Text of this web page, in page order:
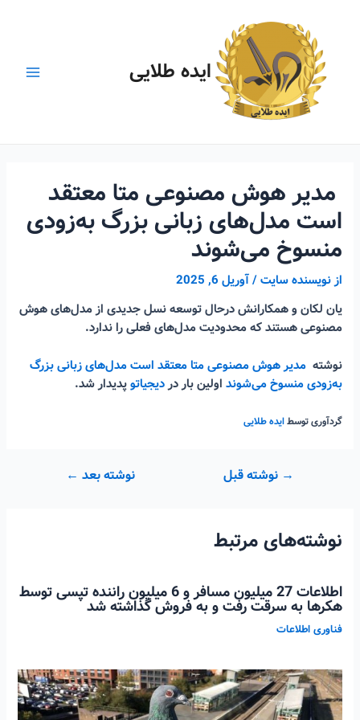
ایده طلایی
مدیر هوش مصنوعی متا معتقد
است مدل‌های زبانی بزرگ به‌زودی
منسوخ می‌شوند
ازنویسنده سایت/آوریل 6, 2025
یان لکان و همکارانش درحال توسعه نسل جدیدی از مدل‌های هوش
مصنوعی هستند که محدودیت مدل‌های فعلی را ندارد.
نوشته مدیر هوش مصنوعی متا معتقد است مدل‌های زبانی بزرگ
به‌زودی منسوخ می‌شوند اولین بار دردیجیاتوپدیدار شد.
گردآوری توسطایده طلایی
راهبری
→ نوشته قبل نوشته بعد ←
نوشته‌های مرتبط
اطلاعات 27 میلیون مسافر و 6 میلیون راننده تپسی توسط
هکرها به سرقت رفت و به فروش گذاشته شد
فناوری اطلاعات